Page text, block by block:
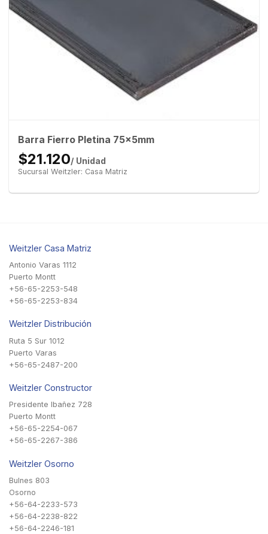
Barra Fierro Pletina 75x5mm
$21.120/ Unidad
Sucursal Weitzler: Casa Matriz
Weitzler Casa Matriz
Antonio Varas 1112
Puerto Montt
+56-65-2253-548
+56-65-2253-834
Weitzler Distribución
Ruta 5 Sur 1012
Puerto Varas
+56-65-2487-200
Weitzler Constructor
Presidente Ibañez 728
Puerto Montt
+56-65-2254-067
+56-65-2267-386
Weitzler Osorno
Bulnes 803
Osorno
+56-64-2233-573
+56-64-2238-822
+56-64-2246-181